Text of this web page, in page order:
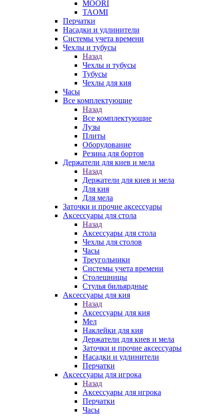
MOORI
TAOMI
Перчатки
Насадки и удлинители
Системы учета времени
Чехлы и тубусы
Назад
Чехлы и тубусы
Тубусы
Чехлы для кия
Часы
Все комплектующие
Назад
Все комплектующие
Лузы
Плиты
Оборудование
Резина для бортов
Держатели для киев и мела
Назад
Держатели для киев и мела
Для кия
Для мела
Заточки и прочие аксессуары
Аксессуары для стола
Назад
Аксессуары для стола
Чехлы для столов
Часы
Треугольники
Системы учета времени
Столешницы
Стулья бильярдные
Аксессуары для кия
Назад
Аксессуары для кия
Мел
Наклейки для кия
Держатели для киев и мела
Заточки и прочие аксессуары
Насадки и удлинители
Перчатки
Аксессуары для игрока
Назад
Аксессуары для игрока
Перчатки
Часы